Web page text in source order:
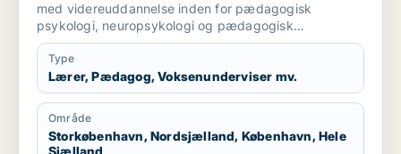
med videreuddannelse inden for pædagogisk
psykologi, neuropsykologi og pædagogisk
intervention. Har mange års erfaring med
undervisning, vejledning og facilitering af lærings- og
udviklingsprocesser for både børn, unge og
fagprofessionelle. Besidder stærke didaktiske
kompetencer og arbejder systematisk med udvikling
af læringsmiljøer, klassefællesskaber og professionelle
praksisser, hvor trivsel, deltagelse og læring går hånd
Type
Lærer, Pædagog, Voksenunderviser mv.
Område
Storkøbenhavn, Nordsjælland, København, Hele
Sjælland